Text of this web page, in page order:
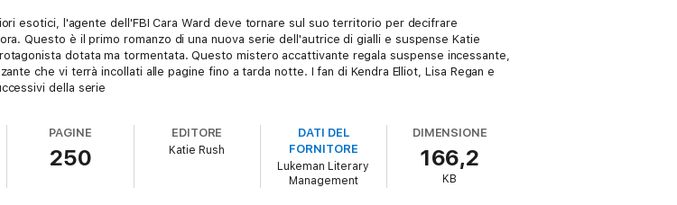
esotici, l'agente dell'FBI Cara Ward deve tornare sul suo territorio per decifrare
Questo è il primo romanzo di una nuova serie dell'autrice di gialli e suspense Katie
dotata ma tormentata. Questo mistero accattivante regala suspense incessante,
che vi terrà incollati alle pagine fino a tarda notte. I fan di Kendra Elliot, Lisa Regan e
della serie
PAGINE
250
EDITORE
Katie Rush
DATI DEL
FORNITORE
Lukeman Literary
Management
DIMENSIONE
166,2
KB